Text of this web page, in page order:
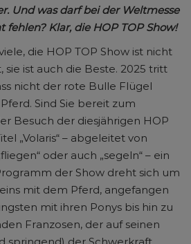
Und was darf bei der Weltmesse
fehlen? Klar, die HOP TOP Show!
die HOP TOP Show ist nicht
sie ist auch die Beste. 2025 tritt
nicht der rote Bulle Flügel
Sind Sie bereit zum
Besuch der diesjährigen HOP
„Volaris“ – abgeleitet von
oder auch „segeln“ – ein
der Show dreht sich um
mit dem Pferd, angefangen
mit ihren Ponys bis hin zu
Franzosen, der auf seinen
springend) der Schwerkraft